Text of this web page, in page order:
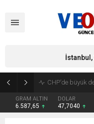
GRAM ALTIN
6.587,65
DOLAR
47,7040
İstanbul,